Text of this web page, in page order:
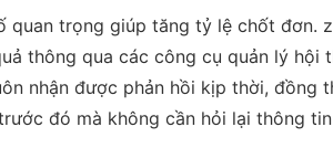
quan trọng giúp tăng tỷ lệ chốt đơn.
thông qua các công cụ quản lý hội
nhận được phản hồi kịp thời, đồng
đó mà không cần hỏi lại thông tin